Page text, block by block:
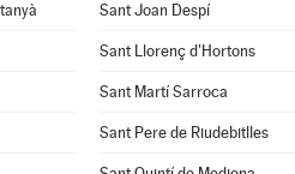
Sant Joan Despí
Sant Llorenç d'Hortons
Sant Martí Sarroca
Sant Pere de Riudebitlles